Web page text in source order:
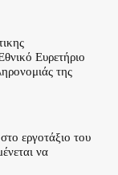
Ευρετήριο
της
εργοτάξιο του
να